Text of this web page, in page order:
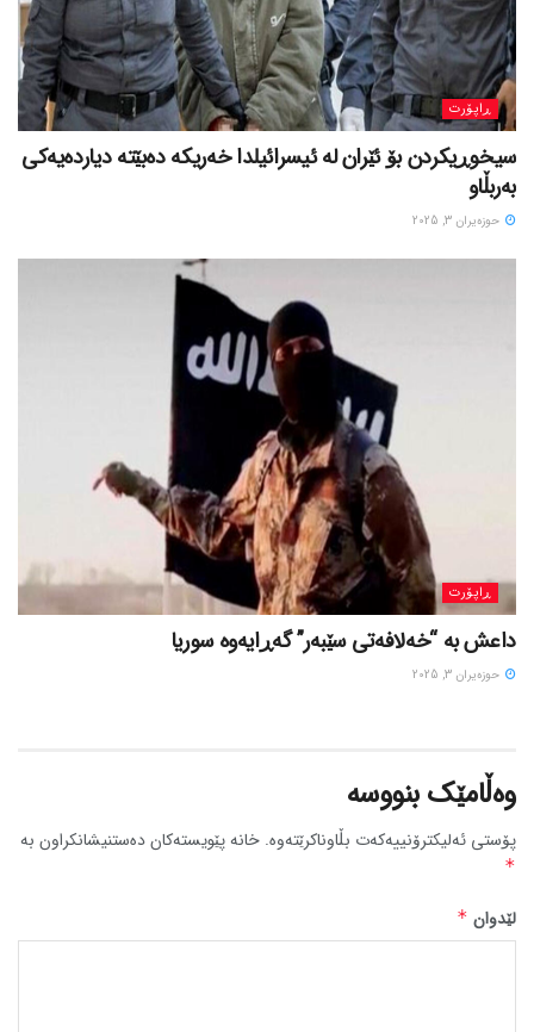
ڕاپۆرت
سیخوڕیکردن بۆ ئێران لە ئیسرائیلدا خەریکە دەبێتە دیاردەیەکی
بەربڵاو
حوزه‌یران 3, 2025
ڕاپۆرت
داعش بە “خەلافەتی سێبەر” گەڕایەوە سوریا
حوزه‌یران 3, 2025
وەڵامێک بنووسە
پۆستی ئەلیکترۆنییەکەت بڵاوناکرێتەوە. خانە پێویستەکان دەستنیشانکراون بە
*
لێدوان *